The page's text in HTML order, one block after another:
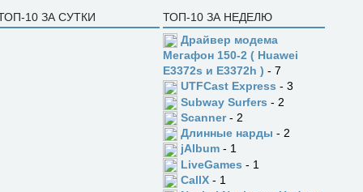
10 ЗА СУТКИ
ТОП-10 ЗА НЕДЕЛЮ
Драйвер модема
Мегафон 150-2 ( Huawei
E3372s и E3372h ) - 7
UTFCast Express - 3
Subway Surfers - 2
Scanner- 2
Длинные нарды - 2
jAlbum - 1
LiveGames - 1
CallX - 1